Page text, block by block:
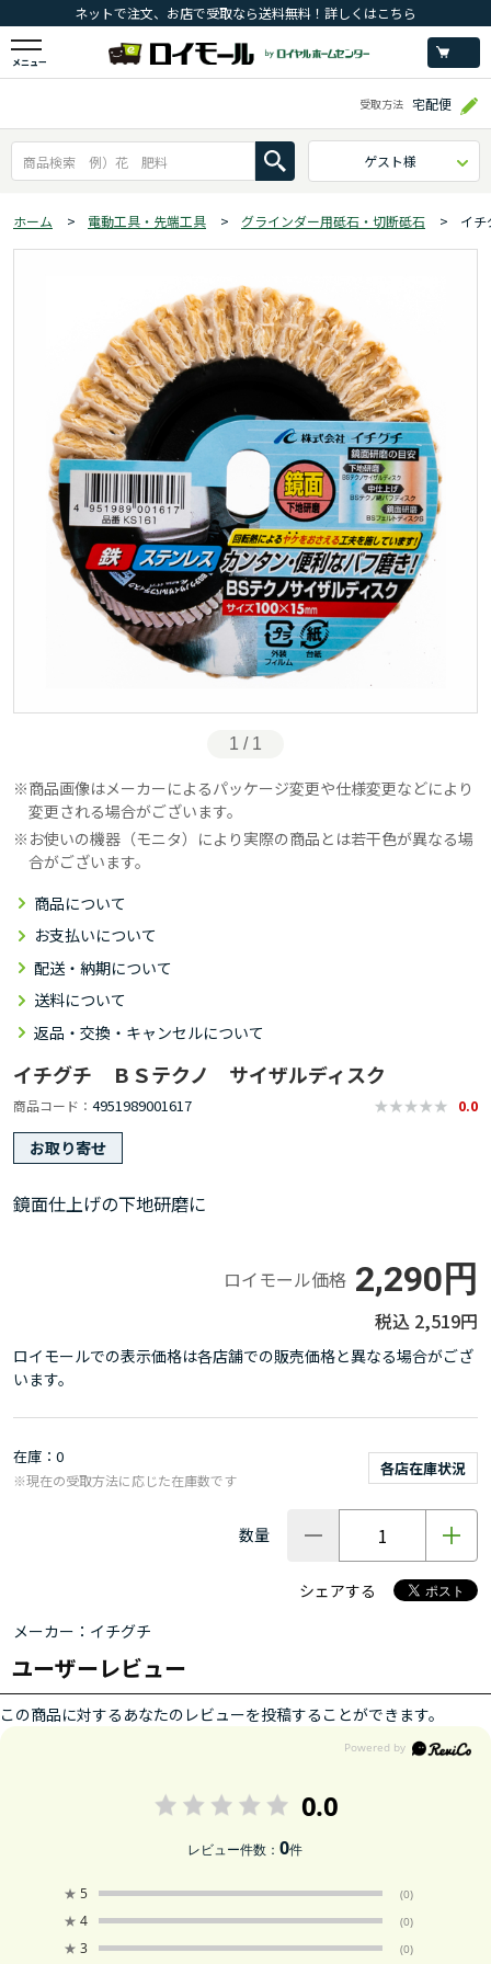
ネットで注文、お店で受取なら送料無料！詳しくはこちら
メニュー
受取方法 宅配便
ゲスト様
ホーム > 電動工具・先端工具 > グラインダー用砥石・切断砥石 > イ
1 / 1
商品画像はメーカーによるパッケージ変更や仕様変更などにより
変更される場合がございます。
お使いの機器（モニタ）により実際の商品とは若干色が異なる場
合がございます。
商品について
お支払いについて
配送・納期について
送料について
返品・交換・キャンセルについて
イチグチ ＢＳテクノ サイザルディスク
商品コード 4951989001617 0.0
お取り寄せ
鏡面仕上げの下地研磨に
ロイモール価格 2,290円
2,519円
ロイモールでの表示価格は各店舗での販売価格と異なる場合がござ
います。
在庫 0
各店在庫状況
※現在の受取方法に応じた在庫数です
数量
シェアする
メーカー：イチグチ
ユーザーレビュー
この商品に対するあなたのレビューを投稿することができます。
0.0
レビュー件数：0件
★ 5 (0)
★ 4 (0)
★ 3 (0)